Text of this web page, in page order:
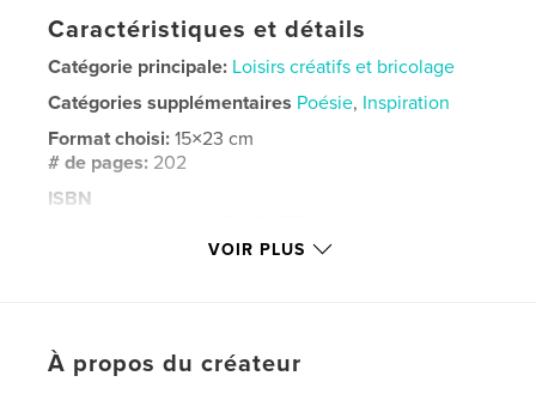
Caractéristiques et détails
Catégorie principale: Loisirs créatifs et bricolage
Catégories supplémentaires Poésie, Inspiration
Format choisi:15×23 cm
# de pages: 202
ISBN
Date de publication:nov 24, 2022
Poem , May , Notebook
VOIR PLUS
À propos du créateur